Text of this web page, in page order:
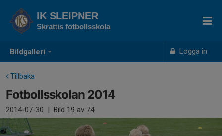
Bildgalleri Logga in
IK SLEIPNER
Skrattis fotbollsskola
Tillbaka
Fotbollsskolan 2014
2014-07-30 | Bild 19 av 74